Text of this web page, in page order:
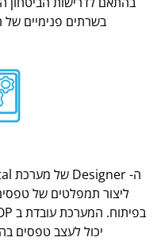
בשרתים פנימיים של
ליצור תמפלטים של
יכול לעצב טפסים